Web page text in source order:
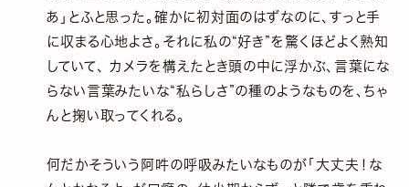
あ」とふと思った。確かに初対面のはずなのに、すっと手
に収まる心地よさ。それに私の“好き”を驚くほどよく熟知
していて、 カメラを構えたとき頭の中に浮かぶ、言葉にな
らない言葉みたいな“私らしさ”の種のようなものを、ちゃ
んと掬い取ってくれる。
何だかそういう阿吽の呼吸みたいなものが「大丈夫！な